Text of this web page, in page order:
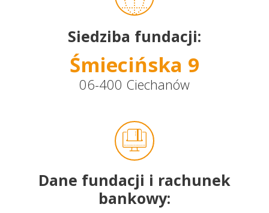
Dane fundacji i rachunek
bankowy:
Siedziba fundacji:
Śmiecińska 9
06-400 Ciechanów